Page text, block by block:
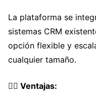
La plataforma se
sistemas CRM
opción flexible y
cualquier tamaño.
👍🏼 Ventajas: